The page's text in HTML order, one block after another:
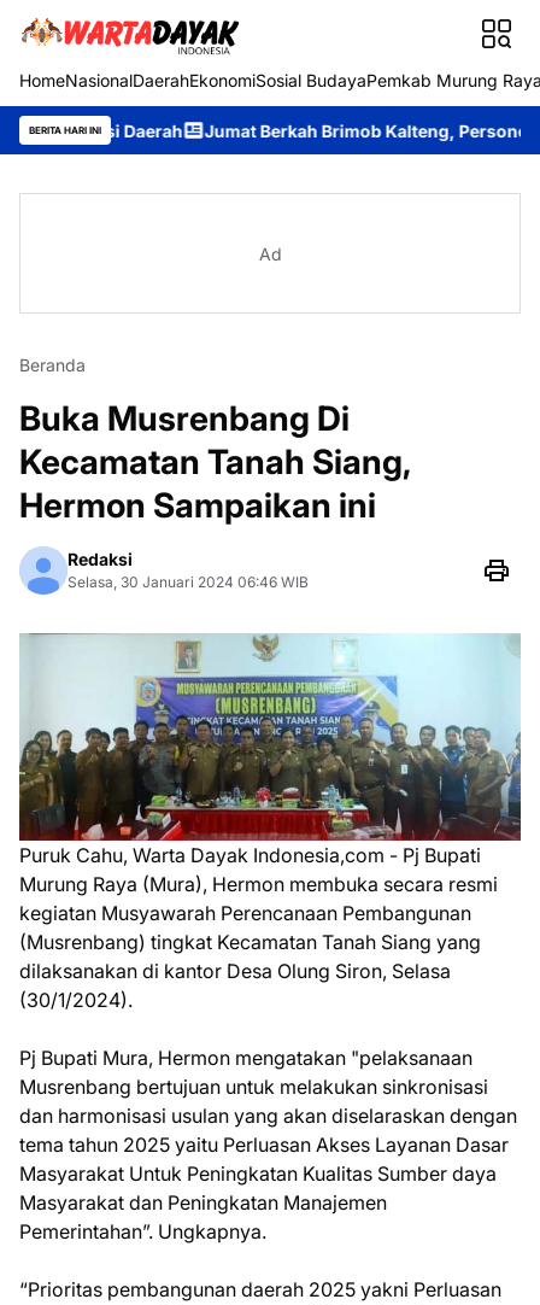
HomeNasionalDaerahEkonomiSosial BudayaPemkab Murung
BERITA HARI INI
Daerah Jumat Berkah Brimob Kalteng, Personel Batalyon
Ad
Beranda
Buka Musrenbang Di
Kecamatan Tanah Siang,
Hermon Sampaikan ini
Redaksi
Selasa, 30 Januari 2024 06:46 WIB
Puruk Cahu, Warta Dayak Indonesia,com - Pj Bupati
Murung Raya (Mura), Hermon membuka secara resmi
kegiatan Musyawarah Perencanaan Pembangunan
(Musrenbang) tingkat Kecamatan Tanah Siang yang
dilaksanakan di kantor Desa Olung Siron, Selasa
(30/1/2024).
Pj Bupati Mura, Hermon mengatakan "pelaksanaan
Musrenbang bertujuan untuk melakukan sinkronisasi
dan harmonisasi usulan yang akan diselaraskan dengan
tema tahun 2025 yaitu Perluasan Akses Layanan Dasar
Masyarakat Untuk Peningkatan Kualitas Sumber daya
Masyarakat dan Peningkatan Manajemen
Pemerintahan”. Ungkapnya.
“Prioritas pembangunan daerah 2025 yakni Perluasan